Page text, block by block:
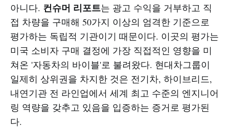
아니다. 컨슈머 리포트는 광고 수익을 거부하고 직
접 차량을 구매해 50가지 이상의 엄격한 기준으로
평가하는 독립적 기관이기 때문이다. 이곳의 평가는
미국 소비자 구매 결정에 가장 직접적인 영향을 미
쳐온 '자동차의 바이블'로 불려왔다. 현대차그룹이
일제히 상위권을 차지한 것은 전기차, 하이브리드,
내연기관 전 라인업에서 세계 최고 수준의 엔지니어
링 역량을 갖추고 있음을 입증하는 증거로 평가된
다.